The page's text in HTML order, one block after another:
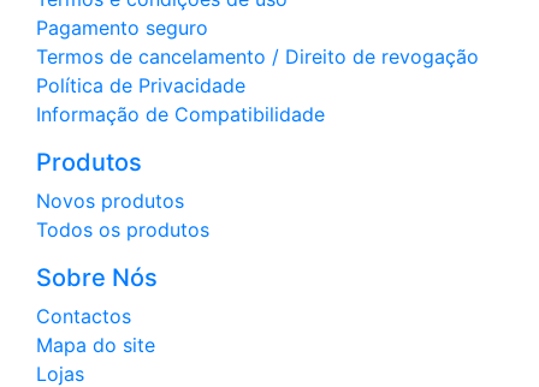
Pagamento seguro
Termos de cancelamento / Direito de revogação
Política de Privacidade
Informação de Compatibilidade
Produtos
Novos produtos
Todos os produtos
Sobre Nós
Contactos
Mapa do site
Lojas